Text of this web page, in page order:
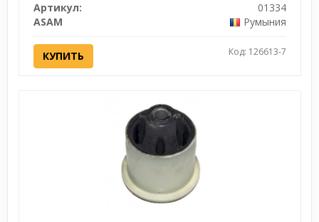
Артикул:
01334
ASAM
Румыния
КУПИТЬ Код: 126613-7